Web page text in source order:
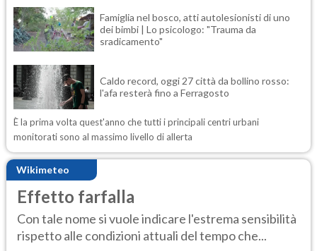
Famiglia nel bosco, atti autolesionisti di uno
dei bimbi | Lo psicologo: "Trauma da
sradicamento"
Caldo record, oggi 27 città da bollino rosso:
l'afa resterà fino a Ferragosto
È la prima volta quest'anno che tutti i principali centri urbani
monitorati sono al massimo livello di allerta
Wikimeteo
Effetto farfalla
Con tale nome si vuole indicare l'estrema sensibilità
rispetto alle condizioni attuali del tempo che...